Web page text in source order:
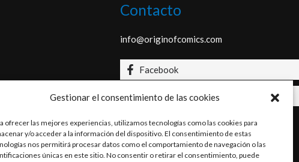
Gestionar el consentimiento de las cookies
ofrecer las mejores experiencias, utilizamos tecnologías como las cookies para
y/o acceder a la información del dispositivo. El consentimiento de estas
nos permitirá procesar datos como el comportamiento de navegación o las
únicas en este sitio. No consentir o retirar el consentimiento, puede
Contacto
info@originofcomics.com
Facebook
Instagram